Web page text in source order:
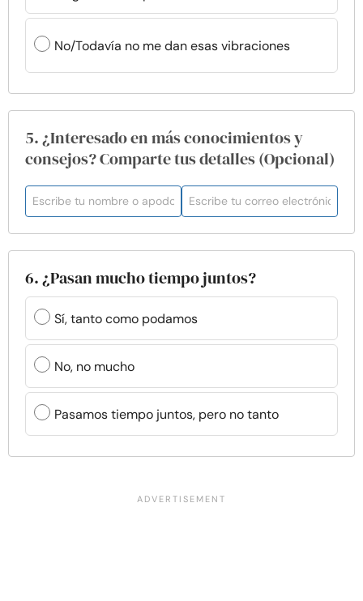
No/Todavía no me dan esas vibraciones
5. ¿Interesado en más conocimientos y
consejos? Comparte tus detalles (Opcional)
6. ¿Pasan mucho tiempo juntos?
Sí, tanto como podamos
No, no mucho
Pasamos tiempo juntos, pero no tanto